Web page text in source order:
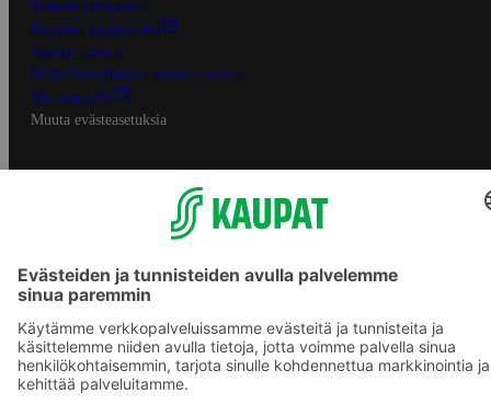
Tietosuojakäytäntö
Palvelun käyttöehdot
Saavutettavuus
Mobiilisovelluksen saavutettavuus
Mainostajalle
Muuta evästeasetuksia
S-ryhmän palvelut
S-ryhmä
Asiakasomistajuus
S-ostoslista -sovellus
Prisma.fi
Sokos.fi